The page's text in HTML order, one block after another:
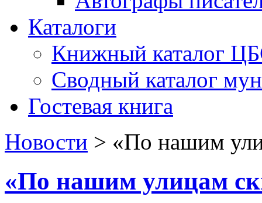
Каталоги
Книжный каталог
Сводный каталог
Гостевая книга
Новости > «По нашим
«По нашим улицам